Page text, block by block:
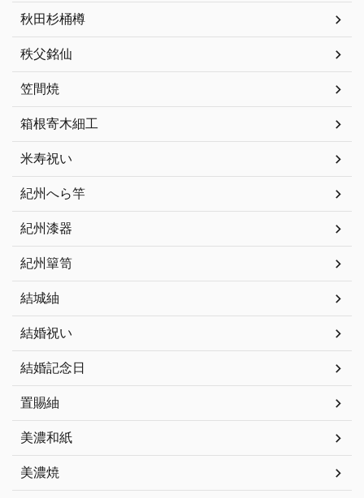
秋田杉桶樽
秩父銘仙
笠間焼
箱根寄木細工
米寿祝い
紀州へら竿
紀州漆器
紀州簞笥
結城紬
結婚祝い
結婚記念日
置賜紬
美濃和紙
美濃焼